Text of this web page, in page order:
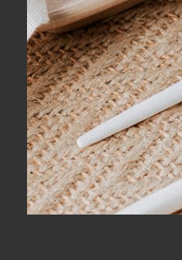
Você também